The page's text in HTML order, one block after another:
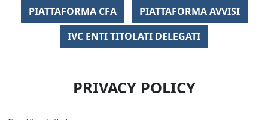
PIATTAFORMA CFA
PIATTAFORMA AVVISI
IVC ENTI TITOLATI DELEGATI
PRIVACY POLICY